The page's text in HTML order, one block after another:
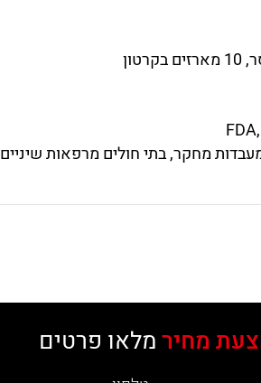
מחקר, בתי חולים מרפאות שיניים
מחירמלאו פרטים